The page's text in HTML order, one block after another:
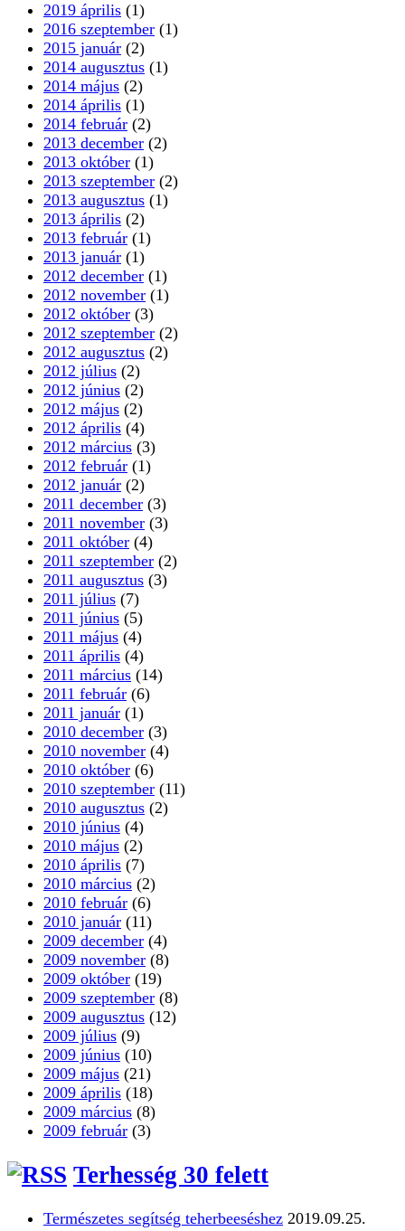
2019 szeptember
2019 április(1)
2016 szeptember
2015 január(2)
2014 augusztus
2014 május(2)
2014 április(1)
2014 február(2)
2013 december(2)
2013 október(1)
2013 szeptember(2)
2013 augusztus
2013 április(2)
2013 február(1)
2013 január(1)
2012 december(1)
2012 november(1)
2012 október(3)
2012 szeptember(2)
2012 augusztus
2012 július(2)
2012 június (2)
2012 május(2)
2012 április(4)
2012 március (3)
2012 február(1)
2012 január(2)
2011 december(3)
2011 november(3)
2011 október(4)
2011 szeptember(2)
2011 augusztus
2011 július(7)
2011 június (5)
2011 május(4)
2011 április(4)
2011 március (14)
2011 február(6)
2011 január(1)
2010 december(3)
2010 november(4)
2010 október(6)
2010 szeptember(11)
2010 augusztus
2010 június (4)
2010 május(2)
2010 április(7)
2010 március (2)
2010 február(6)
2010 január(11)
2009 december(4)
2009 november(8)
2009 október(19)
2009 szeptember(8)
2009 augusztus
2009 július(9)
2009 június (10)
2009 május(21)
2009 április(18)
2009 március (8)
Terhesség 30 felett